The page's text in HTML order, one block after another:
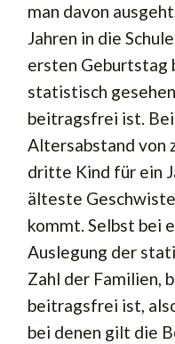
man davon
Jahren in die
ersten Geburtstag
statistisch
beitragsfrei ist.
Altersabstand von
dritte Kind für ein
älteste
kommt. Selbst bei
Auslegung der
Zahl der Familien,
beitragsfrei ist,
bei denen gilt die